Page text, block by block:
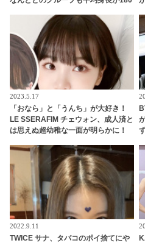
のグループも
2023.5.17
「おなら」と「うんち」が大好き！
LE SSERAFIM チェウォン、成人済と
は思えぬ超幼稚な一面が明らかに！
上がり・・ 衝撃的なシーンに爆笑
2022.9.11
TWICE サナ、タバコのポイ捨てにや